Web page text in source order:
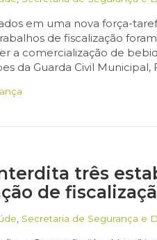
em uma nova força-
de fiscalização
a comercialização de
da Guarda Civil Municipal,
três
de
Secretaria de Segurança e